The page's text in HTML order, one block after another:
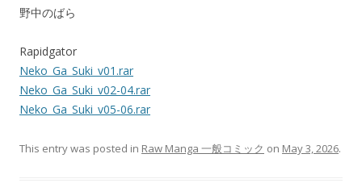
野中のばら
Rapidgator
Neko_Ga_Suki_v01.rar
Neko_Ga_Suki_v02-04.rar
Neko_Ga_Suki_v05-06.rar
This entry was posted in Raw Manga 一般コミック on May 3, 2026.